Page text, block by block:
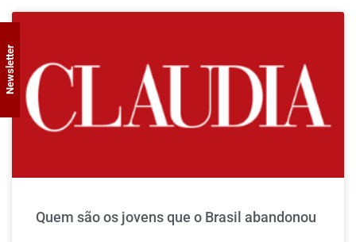
Quem são os jovens que o Brasil abandonou
Newsletter